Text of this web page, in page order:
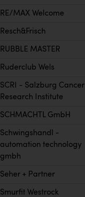
RE/MAX Welcome
Resch&Frisch
RUBBLE MASTER
Ruderclub Wels
SCRI - Salzburg Cancer
Research Institute
SCHMACHTL GmbH
Schwingshandl -
automation technology
gmbh
Seher + Partner
Smurfit Westrock